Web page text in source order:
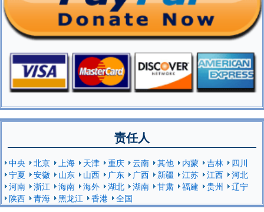
责任人
中央 北京 上海 天津 重庆 云南 其他 内蒙 吉林
四川
宁夏
安徽 山东 山西 广东 广西 新疆 江苏 江西
河北
河南
浙江 海南 海外 湖北 湖南 甘肃 福建 贵州
辽宁
陕西
青海 黑龙江 香港 全国